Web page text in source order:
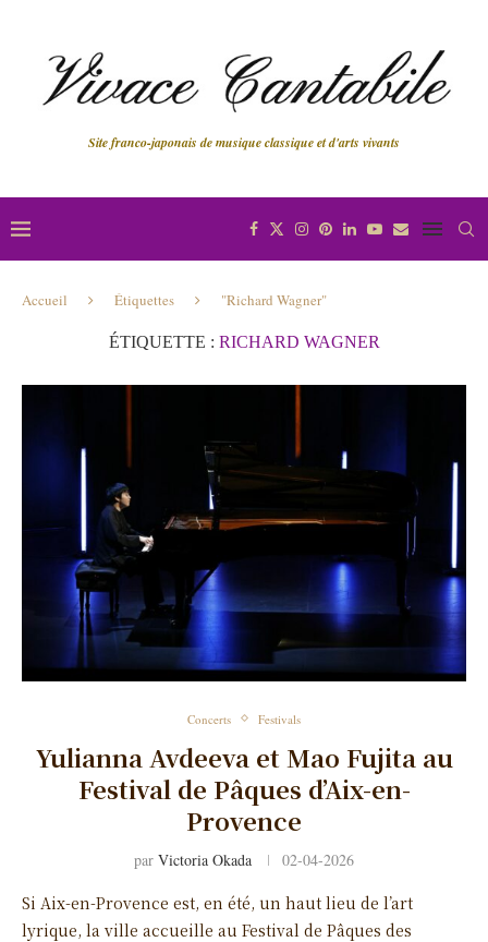
Site franco-japonais de musique classique et d'arts vivants
Accueil Étiquettes "Richard Wagner"
ÉTIQUETTE : RICHARD WAGNER
Concerts Festivals
Yulianna Avdeeva et Mao Fujita au
Festival de Pâques d’Aix-en-
Provence
par Victoria Okada 02-04-2026
Si Aix-en-Provence est, en été, un haut lieu de l’art
lyrique, la ville accueille au Festival de Pâques des